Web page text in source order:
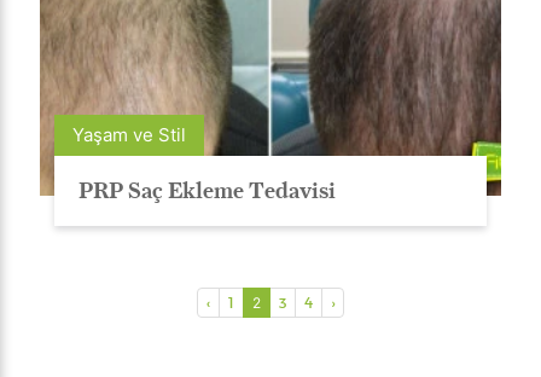
Yaşam ve Stil
PRP Saç Ekleme Tedavisi
‹ 1 2 3 4 ›